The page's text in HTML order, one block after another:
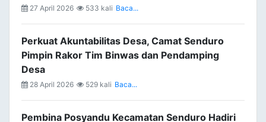
27 April 2026 533 kali Baca...
Perkuat Akuntabilitas Desa, Camat Senduro
Pimpin Rakor Tim Binwas dan Pendamping
Desa
28 April 2026 529 kali Baca...
Pembina Posyandu Kecamatan Senduro Hadiri